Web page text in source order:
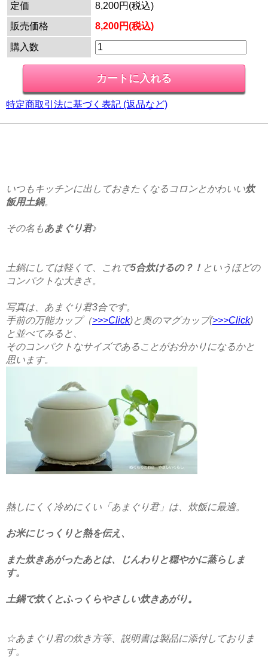
定価
8,200円(税込)
販売価格
8,200円(税込)
購入数
特定商取引法に基づく表記 (返品など)
いつもキッチンに出しておきたくなるコロンとかわいい炊
飯用土鍋。
その名もあまぐり君♪
土鍋にしては軽くて、これで5合炊けるの？！ というほどの
コンパクトな大きさ。
写真は、あまぐり君3合です。
手前の万能カップ（>>>Click)と奥のマグカップ(>>>Click)
と並べてみると、
そのコンパクトなサイズであることがお分かりになるかと
思います。
熱しにくく冷めにくい「あまぐり君」は、炊飯に最適。
お米にじっくりと熱を伝え、
また炊きあがったあとは、じんわりと穏やかに蒸らしま
す。
土鍋で炊くとふっくらやさしい炊きあがり。
☆あまぐり君の炊き方等、説明書は製品に添付しておりま
す。